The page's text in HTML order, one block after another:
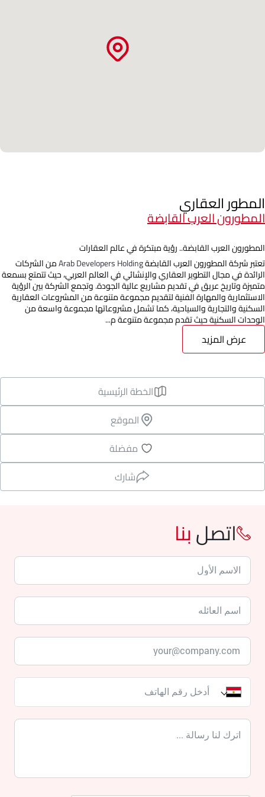
المطور العقاري
المطورون العرب القابضة
المطورون العرب القابضة.. رؤية مبتكرة في عالم العقارات
تعتبر شركة المطورون العرب القابضةArab Developers Holdingمن الشركات
الرائدة في مجال التطوير العقاري والإنشائي في العالم العربي، حيث تتمتع بسمعة
متميزة وتاريخ عريق في تقديم مشاريع عالية الجودة. وتجمع الشركة بين الرؤية
الاستثمارية والمهارة الفنية لتقديم مجموعة متنوعة من المشروعات العقارية
السكنية والتجارية والسياحية، كما تشمل مشروعاتها مجموعة واسعة من
الوحدات السكنية حيث تقدم مجموعة متنوعة م...
عرض المزيد
الخطة الرئيسية
الموقع
مفضلة
شارك
اتصلبنا